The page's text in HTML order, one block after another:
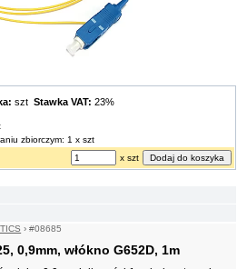
›#08685
0,9mm, włókno G652D, 1m
sztStawka VAT: 23%
zbiorczym: 1 x szt
x szt